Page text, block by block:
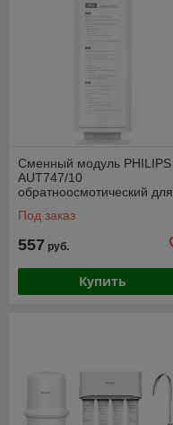
Сменный модуль PHILIPS
AUT747/10
обратноосмотический для
Под заказ
557 руб.
Купить